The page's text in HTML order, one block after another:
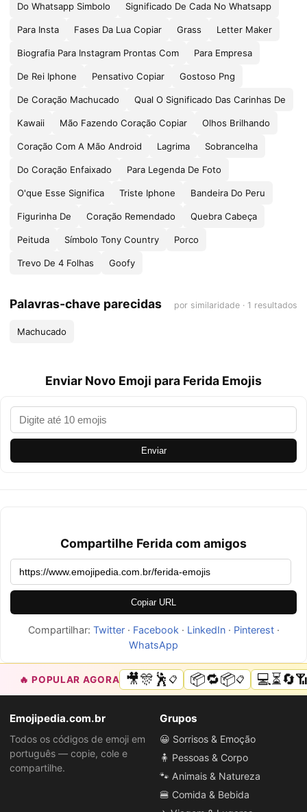
Do Whatsapp Simbolo Significado De Cada No Whatsapp
Para Insta Fases Da Lua Copiar Grass Letter Maker
Biografia Para Instagram Prontas Com Para Empresa
De Rei Iphone Pensativo Copiar Gostoso Png
De Coração Machucado Qual O Significado Das Carinhas De
Kawaii Mão Fazendo Coração Copiar Olhos Brilhando
Coração Com A Mão Android Lagrima Sobrancelha
Do Coração Enfaixado Para Legenda De Foto
O'que Esse Significa Triste Iphone Bandeira Do Peru
Figurinha De Coração Remendado Quebra Cabeça
Peituda Símbolo Tony Country Porco
Trevo De 4 Folhas Goofy
Palavras-chave parecidas por similaridade · 1 resultados
Machucado
Enviar Novo Emoji para Ferida Emojis
Enviar
Compartilhe Ferida com amigos
Copiar URL
Compartilhar: Twitter· Facebook · LinkedIn· Pinterest·
WhatsApp
🔥 POPULAR AGORA 🎥🎊🕺📋 📦🔁📦📋
Emojipedia.com.br
Todos os códigos de emoji em
português — copie, cole e
compartilhe.
Grupos
😀 Sorrisos & Emoção
🧍 Pessoas & Corpo
🐾 Animais & Natureza
🍔 Comida & Bebida